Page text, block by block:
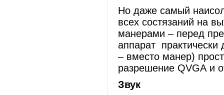
Но даже самый
всех состязаний на
манерами – перед
аппарат
– вместо манер)
разрешение QVGA и
Звук